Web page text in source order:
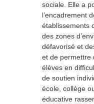
sociale. Elle a
l’encadrement
établissements
des zones
défavorisé et
et de permettre
élèves en
de soutien
école, collège
éducative